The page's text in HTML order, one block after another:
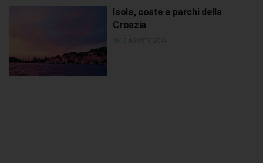
Isole, coste e parchi della
Croazia